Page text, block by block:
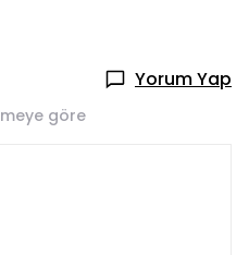
Yorum Yap
göre